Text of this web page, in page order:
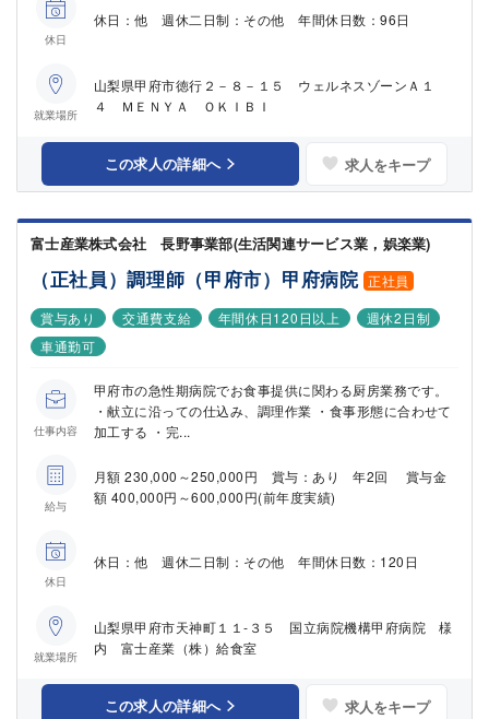
休日
休日：他 週休二日制：その他 年間休日数：96日
就業場所
山梨県甲府市徳行２－８－１５ ウェルネスゾーンＡ１
４ ＭＥＮＹＡ ＯＫＩＢＩ
この求人の詳細へ 求人をキープ
富士産業株式会社 長野事業部(生活関連サービス業，娯楽業)
（正社員）調理師（甲府市）甲府病院 正社員
賞与あり
交通費支給 年間休日120日以上
週休2日制
車通勤可
仕事内容
甲府市の急性期病院でお食事提供に関わる厨房業務です。
・献立に沿っての仕込み、調理作業 ・食事形態に合わせて
加工する ・完...
給与
月額 230,000～250,000円 賞与：あり 年2回 賞与金
額 400,000円～600,000円(前年度実績)
休日
休日：他 週休二日制：その他 年間休日数：120日
就業場所
山梨県甲府市天神町１１‐３５ 国立病院機構甲府病院 様
内 富士産業（株）給食室
この求人の詳細へ 求人をキープ